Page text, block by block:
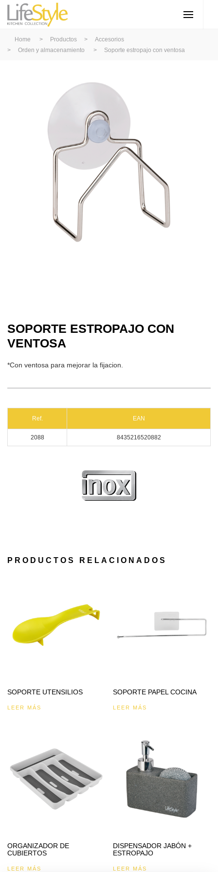
Home > Productos >
Accesorios
>
Orden y almacenamiento > Soporte estropajo con ventosa
SOPORTE ESTROPAJO CON
VENTOSA
*Con ventosa para mejorar la fijacion.
Ref. EAN
2088 8435216520882
PRODUCTOS RELACIONADOS
SOPORTE UTENSILIOS
LEER MÁS
SOPORTE PAPEL COCINA
LEER MÁS
ORGANIZADOR DE
CUBIERTOS
LEER MÁS
DISPENSADOR JABÓN +
ESTROPAJO
LEER MÁS